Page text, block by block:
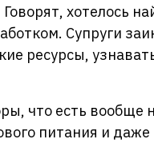
хотелось
Супруги
ресурсы,
что есть вообще
питания и даже